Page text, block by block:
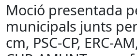
Moció presentada
municipals junts
cm, PSC-CP, ERC-